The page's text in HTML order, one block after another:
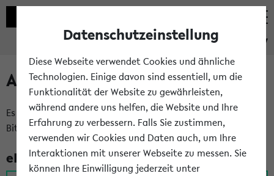
eKVV
Anmeldung am eKVV
Es gibt mehrere Möglichkeiten zur Anmeldung am eKVV.
Bitte wählen Sie die für Sie richtige aus:
eKVV für Studierende
Datenschutzeinstellung
Diese Webseite verwendet Cookies und ähnliche
Technologien. Einige davon sind essentiell, um die
Funktionalität der Website zu gewährleisten,
während andere uns helfen, die Website und Ihre
Erfahrung zu verbessern. Falls Sie zustimmen,
verwenden wir Cookies und Daten auch, um Ihre
Interaktionen mit unserer Webseite zu messen. Sie
können Ihre Einwilligung jederzeit unter